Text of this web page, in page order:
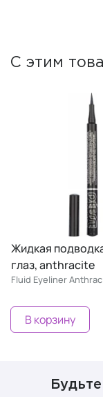
С этим
Жидкая
глаз, anthracite
Fluid Eyeliner
В корзину